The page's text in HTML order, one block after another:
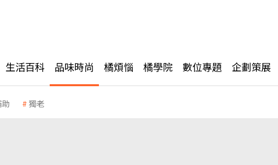
生活百科 品味時尚 橘煩惱 橘學院 數位專題 企劃策展
獨老